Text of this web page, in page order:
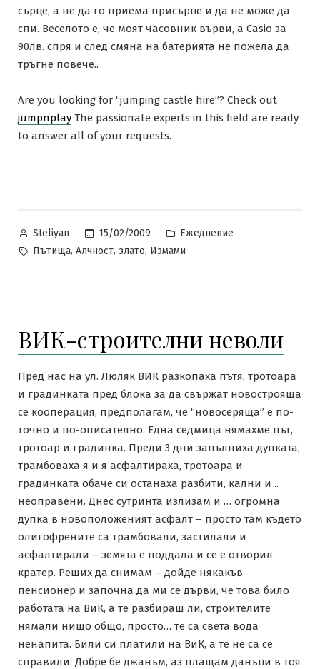
сърце, а не да го приема присърце и да не може да
спи. Веселото е, че моят часовник върви, а Casio за
90лв. спря и след смяна на батерията не пожела да
тръгне повече..
Are you looking for “jumping castle hire”? Check out
jumpnplay The passionate experts in this field are ready
to answer all of your requests.
Posted
by
Steliyan 15/02/2009
Posted
in
Ежедневие
Tags:
Пътища, Алчност, злато, Измами
ВИК-строителни неволи
Пред нас на ул. Люляк ВИК разкопаха пътя, тротоара
и градинката пред блока за да свържат новострояща
се кооперация, предполагам, че “новосеряща” е по-
точно и по-описателно. Една седмица нямахме път,
тротоар и градинка. Преди 3 дни запълниха дупката,
трамбоваха я и я асфалтираха, тротоара и
градинката обаче си останаха разбити, кални и ..
неоправени. Днес сутринта излизам и … огромна
дупка в новоположеният асфалт – просто там където
олигофрените са трамбовали, застилали и
асфалтирали – земята е поддала и се е отворил
кратер. Реших да снимам – дойде някакъв
пенсионер и започна да ми се дърви, че това било
работата на ВиК, а те разбираш ли, строителите
нямали нищо общо, просто… те са света вода
ненапита. Били си платили на ВиК, а те не са се
справили. Добре бе джанъм, аз плащам данъци в тоя